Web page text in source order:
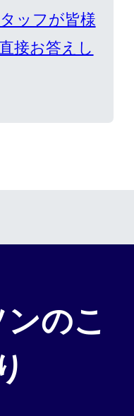
ッフが皆様
接お答えし
のこ